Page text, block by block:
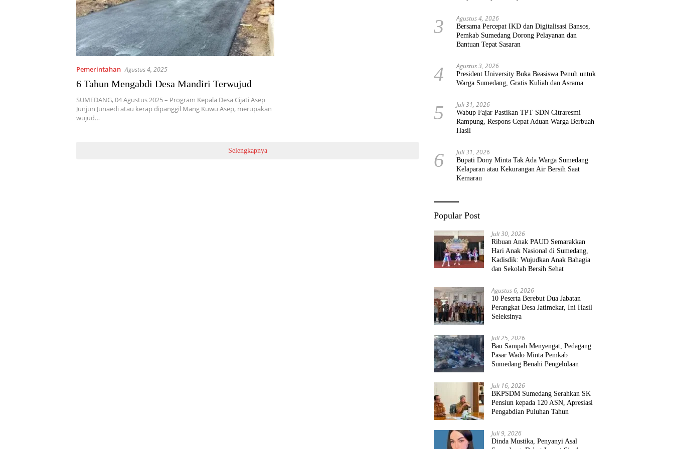
Pemerintahan Agustus 4, 2025
6 Tahun Mengabdi Desa Mandiri Terwujud
SUMEDANG, 04 Agustus 2025 – Program Kepala Desa Cijati Asep
Junjun Junaedi atau kerap dipanggil Mang Kuwu Asep, merupakan
wujud…
Selengkapnya
3 Agustus 4, 2026
Bersama Percepat IKD dan Digitalisasi Bansos,
Pemkab Sumedang Dorong Pelayanan dan
Bantuan Tepat Sasaran
4 Agustus 3, 2026
President University Buka Beasiswa Penuh untuk
Warga Sumedang, Gratis Kuliah dan Asrama
5 Juli 31, 2026
Wabup Fajar Pastikan TPT SDN Citraresmi
Rampung, Respons Cepat Aduan Warga Berbuah
Hasil
6 Juli 31, 2026
Bupati Dony Minta Tak Ada Warga Sumedang
Kelaparan atau Kekurangan Air Bersih Saat
Kemarau
Popular Post
Juli 30, 2026
Ribuan Anak PAUD Semarakkan
Hari Anak Nasional di Sumedang,
Kadisdik: Wujudkan Anak Bahagia
dan Sekolah Bersih Sehat
Agustus 6, 2026
10 Peserta Berebut Dua Jabatan
Perangkat Desa Jatimekar, Ini Hasil
Seleksinya
Juli 25, 2026
Bau Sampah Menyengat, Pedagang
Pasar Wado Minta Pemkab
Sumedang Benahi Pengelolaan
Juli 16, 2026
BKPSDM Sumedang Serahkan SK
Pensiun kepada 120 ASN, Apresiasi
Pengabdian Puluhan Tahun
Juli 9, 2026
Dinda Mustika, Penyanyi Asal